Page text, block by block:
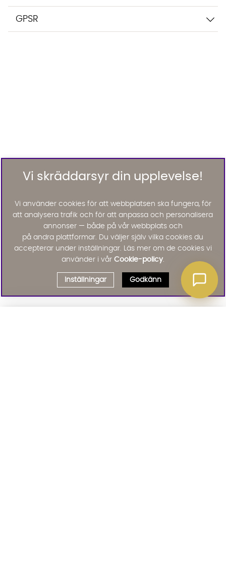
GPSR
Vi skräddarsyr din upplevelse!
Vi använder cookies för att webbplatsen ska fungera, för
att analysera trafik och för att anpassa och personalisera
annonser — både på vår webbplats och
på andra plattformar. Du väljer själv vilka cookies du
accepterar under inställningar. Läs mer om de cookies vi
använder i vår Cookie-policy.
Inställningar Godkänn